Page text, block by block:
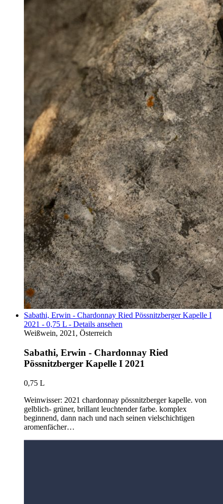
Sabathi, Erwin - Chardonnay Ried Pössnitzberger Kapelle I
2021 - 0,75 L - Details ansehen
Weißwein, 2021, Österreich
Sabathi, Erwin - Chardonnay Ried
Pössnitzberger Kapelle I 2021
0,75 L
Weinwisser: 2021 chardonnay pössnitzberger kapelle. von
gelblich- grüner, brillant leuchtender farbe. komplex
beginnend, dann nach und nach seinen vielschichtigen
aromenfächer…